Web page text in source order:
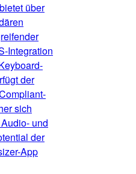
über
Integration
der
sich
und
der
App